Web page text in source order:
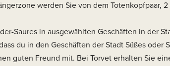
werden Sie von dem Totenkopfpaar,
Saures in ausgewählten Geschäften in der
du in den Geschäften der Stadt Süßes
guten Freund mit. Bei Torvet erhalten Sie